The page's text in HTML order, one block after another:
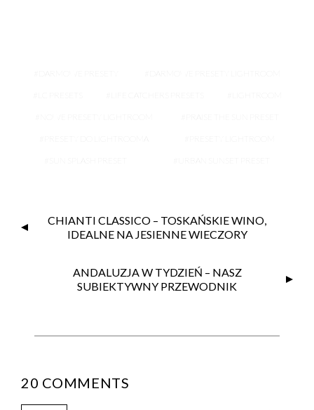
CHIANTI CLASSICO – TOSKAŃSKIE WINO,
IDEALNE NA JESIENNE WIECZORY
ANDALUZJA W TYDZIEŃ – NASZ
SUBIEKTYWNY PRZEWODNIK
20 COMMENTS